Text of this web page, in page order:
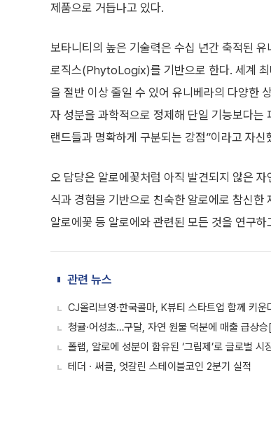
제품으로 거듭나고 있다.
보타니티의 높은 기술력은 수십 년간 축적된
로직스(PhytoLogix)를 기반으로 한다. 세계
을 절반 이상 줄일 수 있어 유니베라의 다양한
자 성분을 과학적으로 정제해 단일 기능보다는
랜드들과 명확하게 구분되는 강점”이라고 자신
오 담당은 알로에꽃처럼 아직 발견되지 않은
식과 경험을 기반으로 친숙한 알로에로 참신한
알로에꽃 등 알로에와 관련된 모든 것을 연구
관련 뉴스
CJ올리브영·한국콜마, K뷰티 스타트업 함께 키운
청귤·어성초…구달, 자연 원물 덕분에 매출 급상
폴랩, 알로에 성분이 함유된 ‘그립제’로 글로벌 시
테더ㆍ써클, 엇갈린 스테이블코인 2분기 실적